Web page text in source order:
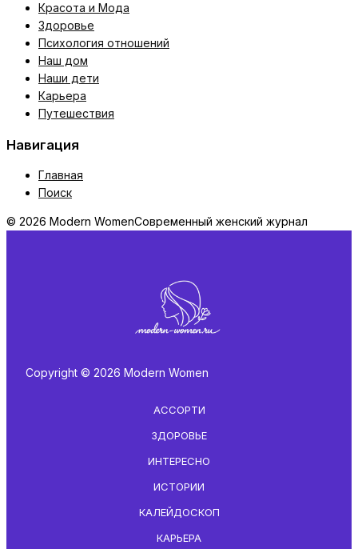
Красота и Мода
Здоровье
Психология отношений
Наш дом
Наши дети
Карьера
Путешествия
Навигация
Главная
Поиск
© 2026 Modern WomenСовременный женский журнал
Copyright © 2026 Modern Women
АССОРТИ
ЗДОРОВЬЕ
ИНТЕРЕСНО
ИСТОРИИ
КАЛЕЙДОСКОП
КАРЬЕРА